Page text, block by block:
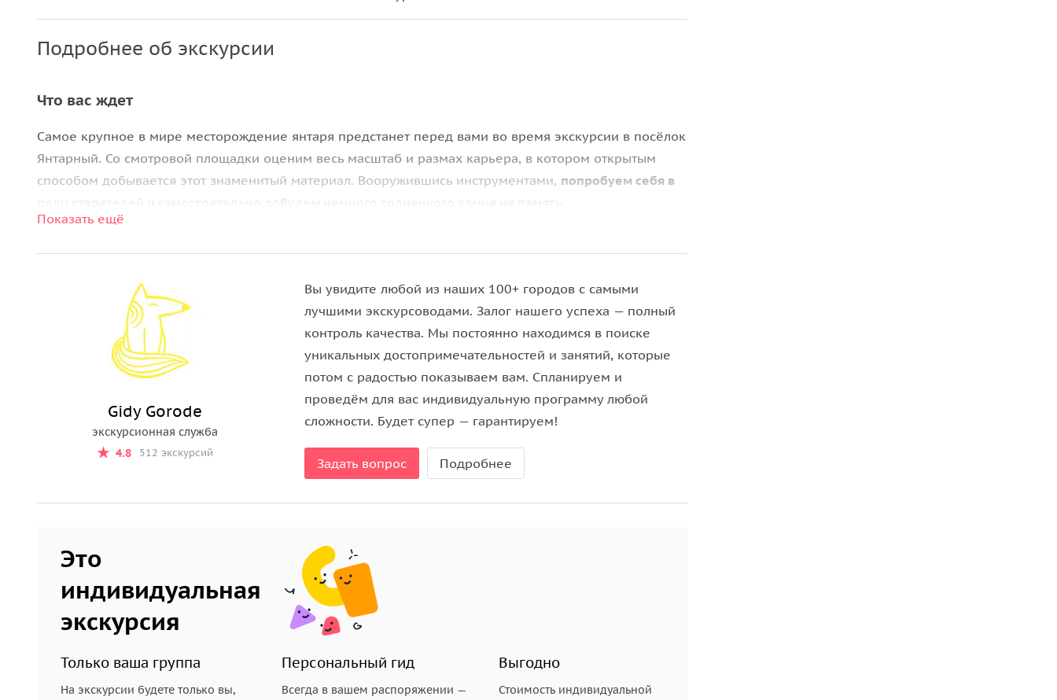
Подробнее об экскурсии
Что вас ждет
Самое крупное в мире месторождение янтаря предстанет перед вами во время экскурсии в посёлок
Янтарный. Со смотровой площадки оценим весь масштаб и размах карьера, в котором открытым
способом добывается этот знаменитый материал. Вооружившись инструментами, попробуем себя в
янтаря, ну, а теперь туристы подзаряжаются в ней жизненными силами. Осмотрим исторический
центр посёлка, расположенный рядом с лютеранской кирхой 1892 года постройки.
Наконец, совершим прогулку к морю через уютныйпарк Беккерас вековыми деревьями и увидим
самый широкий в Калининградской области пляж и новый современный променад длиной в два
Для бронирования экскурсий в период праздничных дат мы просим вас внести предоплату в
размере 20% на сайте Спутник-8.
Показать ещё
Gidy Gorode
экскурсионная служба
4.8
512 экскурсий
Вы увидите любой из наших 100+ городов с самыми
лучшими экскурсоводами. Залог нашего успеха — полный
контроль качества. Мы постоянно находимся в поиске
уникальных достопримечательностей и занятий, которые
потом с радостью показываем вам. Спланируем и
проведём для вас индивидуальную программу любой
сложности. Будет супер — гарантируем!
Задать вопрос Подробнее
Это
индивидуальная
экскурсия
Только ваша группа
На экскурсии будете только вы,
Персональный гид
Всегда в вашем распоряжении —
Выгодно
Стоимость индивидуальной